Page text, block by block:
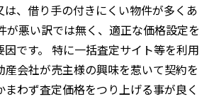
は、借り手の付きにくい物件が多くあ
が悪い訳では無く、適正な価格設定を
です。 特に一括査定サイト等を利用
産会社が売主様の興味を惹いて契約を
わず査定価格をつり上げる事が良く